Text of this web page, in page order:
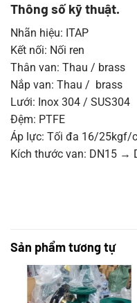
Thông số kỹ thuật.
Nhãn hiệu: ITAP
Kết nối: Nối ren
Thân van: Thau / brass
Nắp van: Thau / brass
Lưới: Inox 304 / SUS304
Đệm: PTFE
Áp lực: Tối đa 16/25kgf/
Kích thước van: DN15 →
Sản phẩm tương tự